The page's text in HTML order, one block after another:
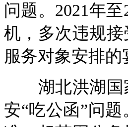
问题。2021年
机，多次违规
服务对象安排
湖北洪湖国家
安“吃公函”问